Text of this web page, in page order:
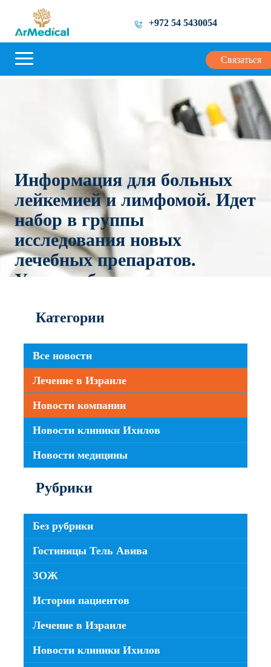
+972 54 5430054
Связаться
Информация для больных
лейкемией и лимфомой. Идет
набор в группы
исследования новых
лечебных препаратов.
Участие бесплатное
Категории
Все новости
Лечение в Израиле
Новости компании
Новости клиники Ихилов
Новости медицины
Рубрики
Без рубрики
Гостиницы Тель Авива
ЗОЖ
Истории пациентов
Лечение в Израиле
Новости клиники Ихилов